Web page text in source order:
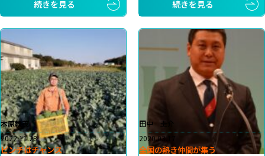
続きを見る
続きを見る
木原教茂
2022.11.28
ピンチはチャンス
田中 圭介
2020.03.17
全国の熱き仲間が集う